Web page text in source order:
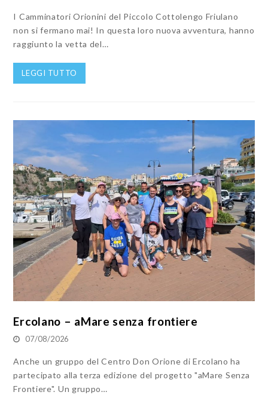
I Camminatori Orionini del Piccolo Cottolengo Friulano
non si fermano mai! In questa loro nuova avventura, hanno
raggiunto la vetta del…
LEGGI TUTTO
Ercolano – aMare senza frontiere
07/08/2026
Anche un gruppo del Centro Don Orione di Ercolano ha
partecipato alla terza edizione del progetto "aMare Senza
Frontiere". Un gruppo…